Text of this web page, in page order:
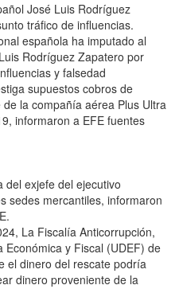
José Luis Rodríguez
tráfico de influencias.
española ha imputado al
Rodríguez Zapatero por
y falsedad
supuestos cobros de
la compañía aérea Plus Ultra
informaron a EFE fuentes
del exjefe del ejecutivo
sedes mercantiles, informaron
La Fiscalía Anticorrupción,
y Fiscal (UDEF) de
el dinero del rescate podría
dinero proveniente de la